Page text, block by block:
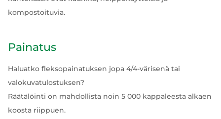
kompostoituvia.
Painatus
Haluatko fleksopainatuksen jopa 4/4-värisenä tai
valokuvatulostuksen?
Räätälöinti on mahdollista noin 5 000 kappaleesta alkaen
koosta riippuen.